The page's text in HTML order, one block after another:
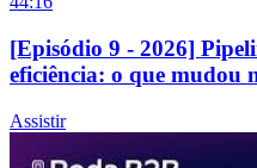
[Episódio 9 - 2026]
eficiência: o que mudou
Assistir